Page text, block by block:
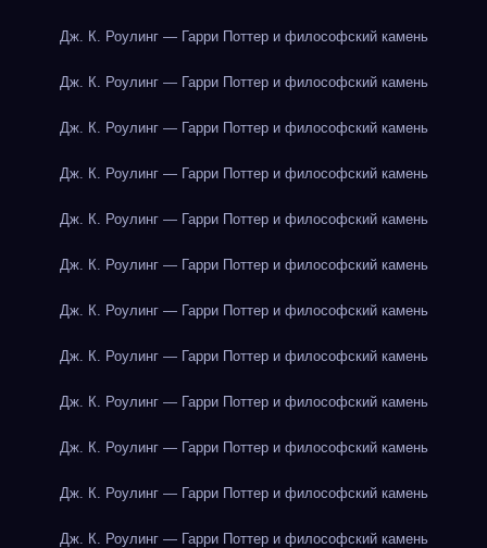
Дж. К. Роулинг — Гарри Поттер и философский камень
Дж. К. Роулинг — Гарри Поттер и философский камень
Дж. К. Роулинг — Гарри Поттер и философский камень
Дж. К. Роулинг — Гарри Поттер и философский камень
Дж. К. Роулинг — Гарри Поттер и философский камень
Дж. К. Роулинг — Гарри Поттер и философский камень
Дж. К. Роулинг — Гарри Поттер и философский камень
Дж. К. Роулинг — Гарри Поттер и философский камень
Дж. К. Роулинг — Гарри Поттер и философский камень
Дж. К. Роулинг — Гарри Поттер и философский камень
Дж. К. Роулинг — Гарри Поттер и философский камень
Дж. К. Роулинг — Гарри Поттер и философский камень